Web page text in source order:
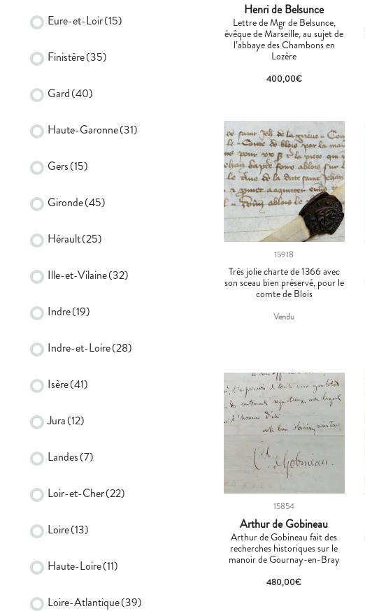
Henri de Belsunce
Lettre de Mgr de Belsunce,
évêque de Marseille, au sujet de
l’abbaye des Chambons en
Lozère
400,00€
15918
Très jolie charte de 1366 avec
son sceau bien préservé, pour le
comte de Blois
Vendu
15854
Arthur de Gobineau
Arthur de Gobineau fait des
recherches historiques sur le
manoir de Gournay-en-Bray
480,00€
Eure-et-Loir(15)
Finistère(35)
Gard(40)
Haute-Garonne(31)
Gers(15)
Gironde(45)
Hérault(25)
Ille-et-Vilaine(32)
Indre(19)
Indre-et-Loire(28)
Isère(41)
Jura(12)
Landes(7)
Loir-et-Cher(22)
Loire(13)
Haute-Loire(11)
Loire-Atlantique(39)